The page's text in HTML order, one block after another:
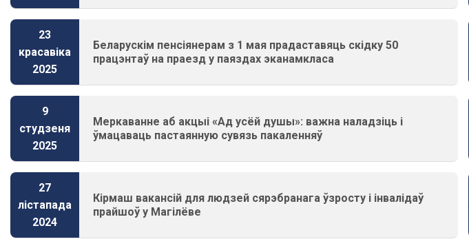
23
красавіка
2025
Беларускім пенсіянерам з 1 мая прадаставяць скідку 50
працэнтаў на праезд у паяздах эканамкласа
9
студзеня
2025
Меркаванне аб акцыі «Ад усёй душы»: важна наладзіць і
ўмацаваць пастаянную сувязь пакаленняў
27
лістапада
2024
Кірмаш вакансій для людзей сярэбранага ўзросту і інвалідаў
прайшоў у Магілёве